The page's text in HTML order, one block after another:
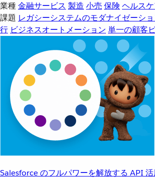
業種金融サービス 製造 小売 保険 ヘルス
課題 レガシーシステムのモダナイゼーシ
行 ビジネスオートメーション 単一の顧客
Salesforce のフルパワーを解放する API